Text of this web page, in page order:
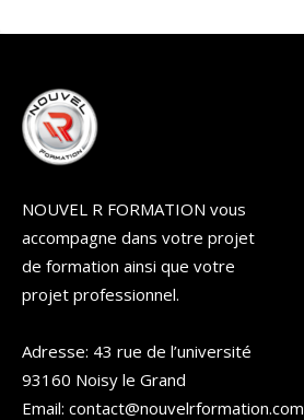
NOUVEL R FORMATION vous
accompagne dans votre projet
de formation ainsi que votre
projet professionnel.
Adresse: 43 rue de l’université
93160 Noisy le Grand
Email: contact@nouvelrformation.com